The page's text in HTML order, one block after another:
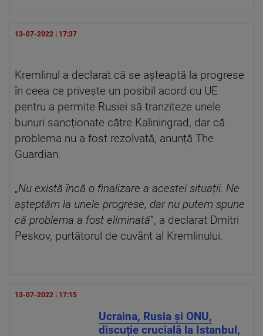
13-07-2022 | 17:37
Kremlinul a declarat că se așteaptă la progrese
în ceea ce privește un posibil acord cu UE
pentru a permite Rusiei să tranziteze unele
bunuri sancționate către Kaliningrad, dar că
problema nu a fost rezolvată, anunță The
Guardian.
„Nu există încă o finalizare a acestei situații. Ne
așteptăm la unele progrese, dar nu putem spune
că problema a fost eliminată”, a declarat Dmitri
Peskov, purtătorul de cuvânt al Kremlinului.
13-07-2022 | 17:15
Ucraina, Rusia și ONU,
discuție crucială la Istanbul,